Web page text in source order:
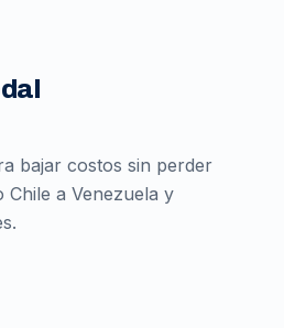
bajar costos sin perder
a Venezuela y